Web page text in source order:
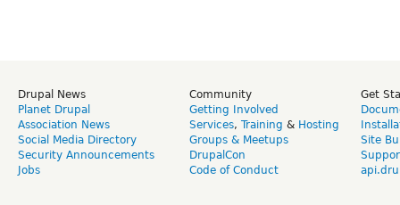
Drupal News
Planet Drupal
Association News
Social Media Directory
Security Announcements
Jobs
Community
Getting Involved
Services, Training & Hosting
Groups & Meetups
DrupalCon
Code of Conduct
Get
Site